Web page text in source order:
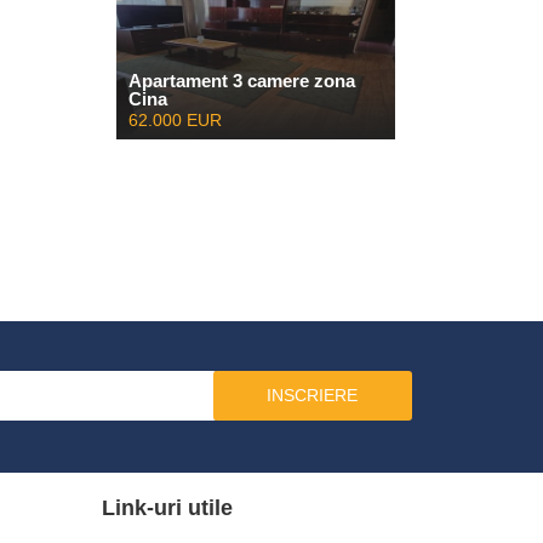
Apartament 3 camere zona
Cina
62.000 EUR
INSCRIERE
Link-uri utile